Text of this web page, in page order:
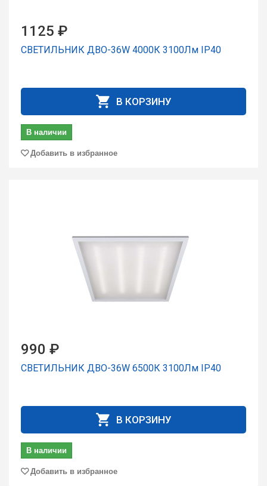
1125 ₽
СВЕТИЛЬНИК ДВО-36W 4000К 3100Лм IP40
В КОРЗИНУ
В наличии
Добавить в избранное
990 ₽
СВЕТИЛЬНИК ДВО-36W 6500К 3100Лм IP40
В КОРЗИНУ
В наличии
Добавить в избранное